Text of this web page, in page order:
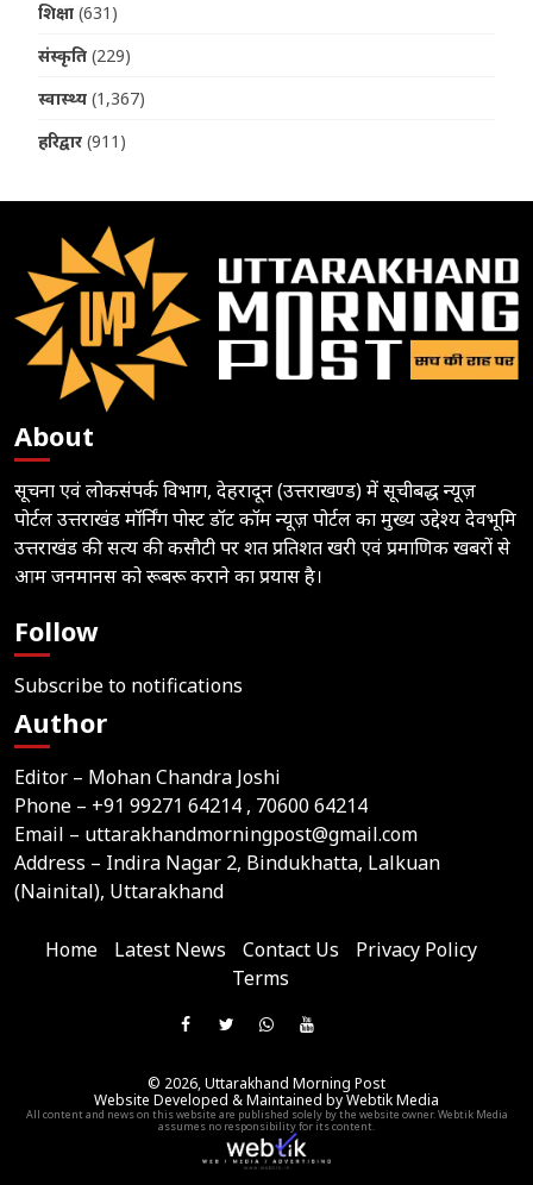
शिक्षा (631)
संस्कृति (229)
स्वास्थ्य (1,367)
हरिद्वार (911)
About
सूचना एवं लोकसंपर्क विभाग, देहरादून (उत्तराखण्ड) में सूचीबद्ध न्यूज़
पोर्टल उत्तराखंड मॉर्निंग पोस्ट डॉट कॉम न्यूज़ पोर्टल का मुख्य उद्देश्य देवभूमि
उत्तराखंड की सत्य की कसौटी पर शत प्रतिशत खरी एवं प्रमाणिक खबरों से
आम जनमानस को रूबरू कराने का प्रयास है।
Follow
Subscribe to notifications
Author
Editor – Mohan Chandra Joshi
Phone – +91 99271 64214 , 70600 64214
Email – uttarakhandmorningpost@gmail.com
Address – Indira Nagar 2, Bindukhatta, Lalkuan
(Nainital), Uttarakhand
Home Latest News Contact Us
Privacy Policy
Terms
Like
On
Facebook
Follow
On
Twitter
Join
WhatsApp
Group
Subscribe
YouTube
Channel
on
Telegram
© 2026,Uttarakhand Morning Post
Website Developed & Maintained by Webtik Media
All content and news on this website are published solely by the website owner. Webtik Media
assumes no responsibility for its content.